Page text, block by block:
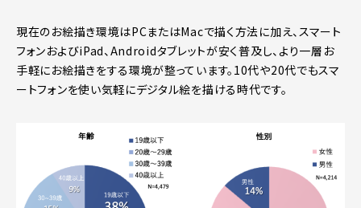
現在のお絵描き環境はPCまたはMacで描く方法に加え、スマート
フォンおよびiPad、Androidタブレットが安く普及し、より一層お
手軽にお絵描きをする環境が整っています。10代や20代でもスマ
ートフォンを使い気軽にデジタル絵を描ける時代です。